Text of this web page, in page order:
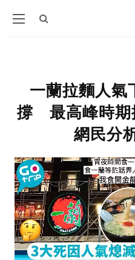
一蘭拉麵人氣
撐 最高峰時期
網民分